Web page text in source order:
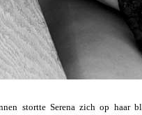
stortte Serena zich op haar